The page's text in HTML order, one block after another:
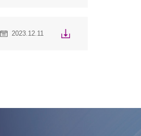
2023.12.11